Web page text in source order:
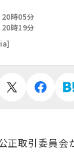
時05分
時19分
取引委員会